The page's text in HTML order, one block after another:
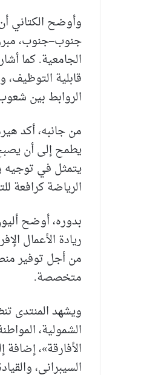
وأوضح الكتاني
الجامعية. كما
قابلية التوظيف،
الروابط بين
يطمح إلى أن
يتمثل في توجيه
الرياضة كرافعة
ريادة الأعمال
من أجل توفير
متخصصة.
ويشهد المنتدى
الشمولية،
الأفارقة»،
السيبراني،